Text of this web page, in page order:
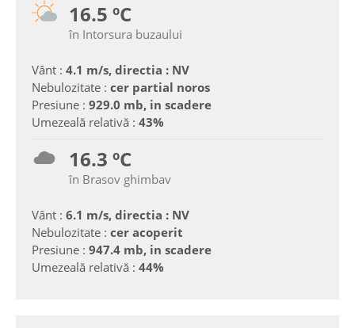
16.5 ºC
în Intorsura buzaului
Vânt : 4.1 m/s, directia : NV
Nebulozitate : cer partial noros
Presiune : 929.0 mb, in scadere
Umezeală relativă : 43%
16.3 ºC
în Brasov ghimbav
Vânt : 6.1 m/s, directia : NV
Nebulozitate : cer acoperit
Presiune : 947.4 mb, in scadere
Umezeală relativă : 44%